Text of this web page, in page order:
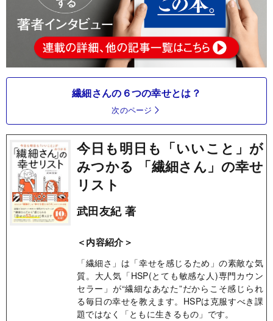
繊細さんの６つの幸せとは？
次のページ
今日も明日も「いいこと」が
みつかる 「繊細さん」の幸せ
リスト
武田友紀 著
＜内容紹介＞
「繊細さ」は「幸せを感じるため」の素敵な気
質。大人気「HSP(とても敏感な人)専門カウン
セラー」が“繊細なあなた”だからこそ感じられ
る毎日の幸せを教えます。HSPは克服すべき課
題ではなく「ともに生きるもの」です。